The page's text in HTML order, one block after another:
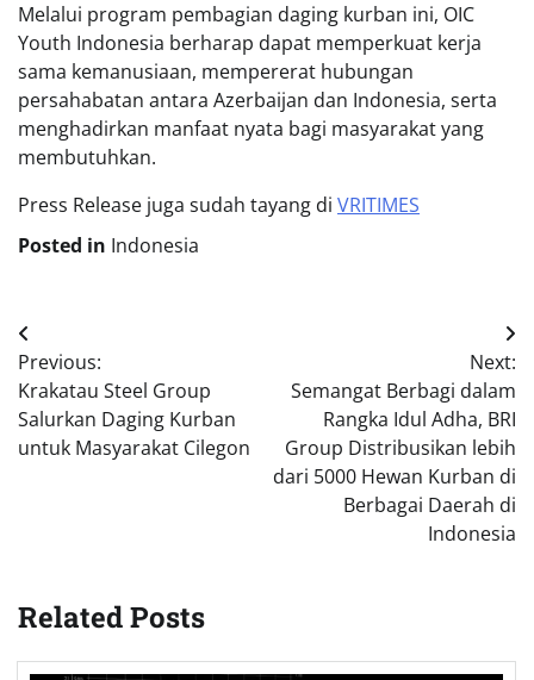
Melalui program pembagian daging kurban ini, OIC
Youth Indonesia berharap dapat memperkuat kerja
sama kemanusiaan, mempererat hubungan
persahabatan antara Azerbaijan dan Indonesia, serta
menghadirkan manfaat nyata bagi masyarakat yang
membutuhkan.
Press Release juga sudah tayang di VRITIMES
Posted in Indonesia
Post
navigation
Previous:
Krakatau Steel Group
Salurkan Daging Kurban
untuk Masyarakat Cilegon
Next:
Semangat Berbagi dalam
Rangka Idul Adha, BRI
Group Distribusikan lebih
dari 5000 Hewan Kurban di
Berbagai Daerah di
Indonesia
Related Posts